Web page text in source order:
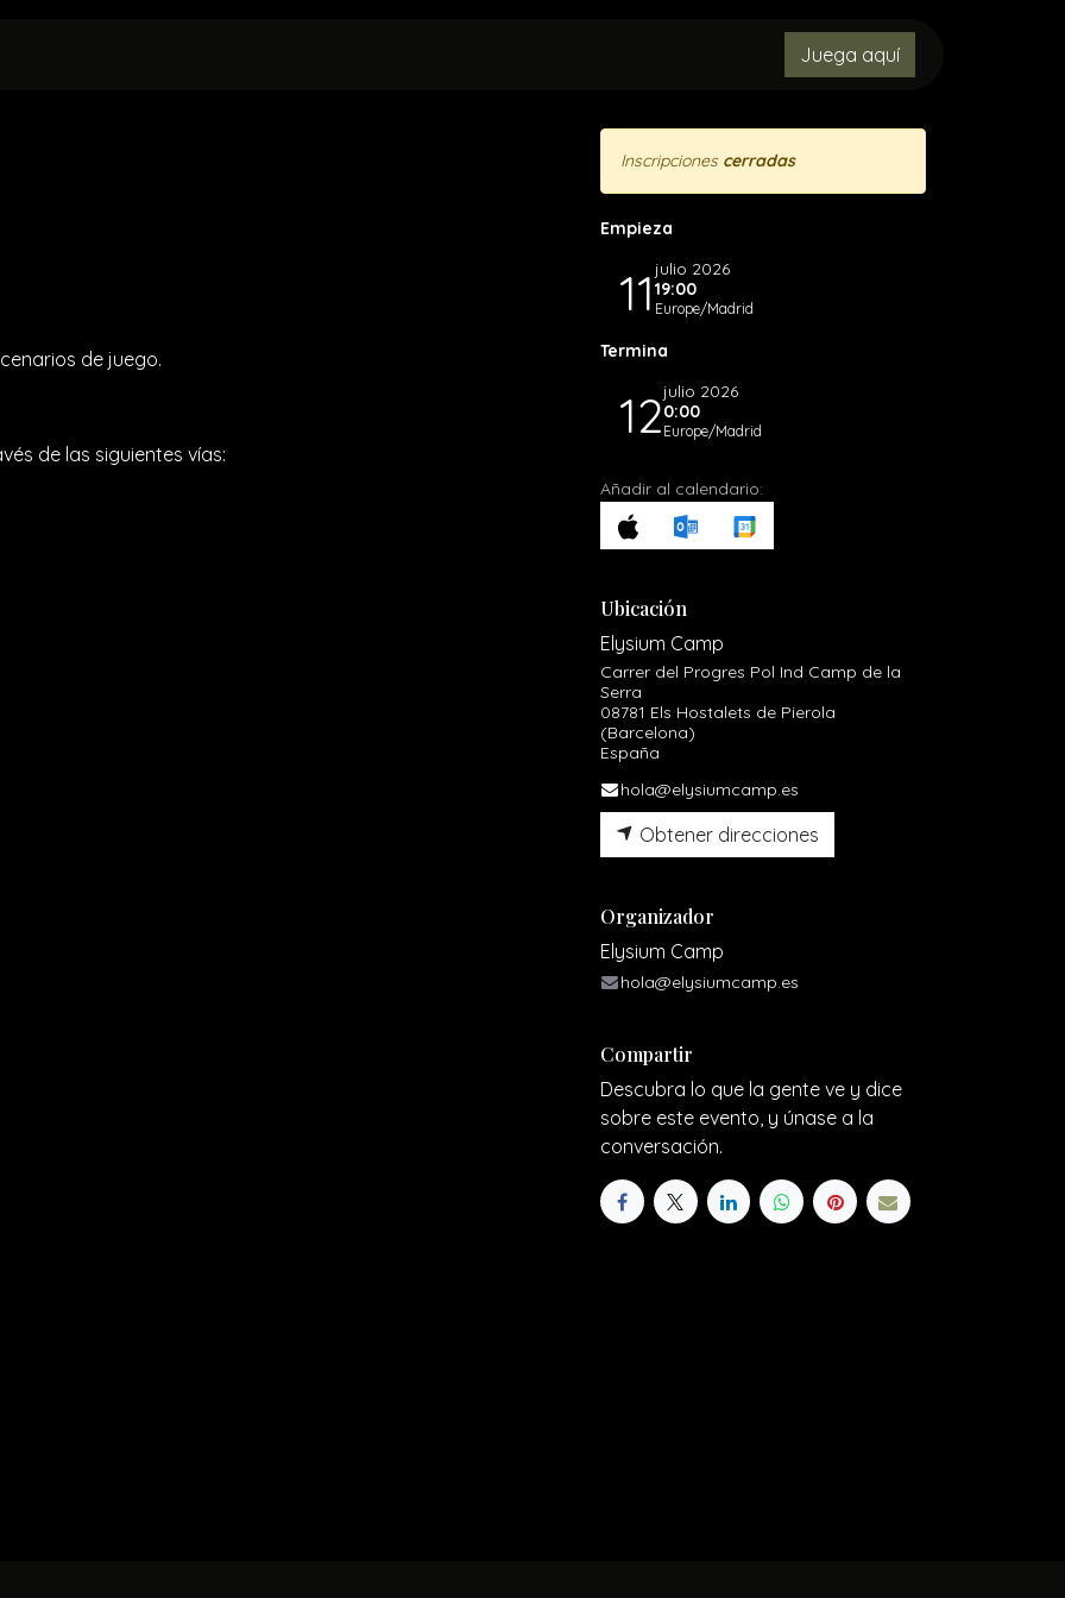
OBJETOS PERDIDOS
Juega aquí
de juego.
de las siguientes vías:
Inscripciones cerradas
Empieza
11julio 2026
19:00
Europe/Madrid
Termina
12julio 2026
0:00
Europe/Madrid
Añadir al calendario:
Ubicación
Elysium Camp
Carrer del Progres Pol Ind Camp de la
Serra
08781 Els Hostalets de Pierola
(Barcelona)
España
hola@elysiumcamp.es
Obtener direcciones
Organizador
Elysium Camp
hola@elysiumcamp.es
Compartir
Descubra lo que la gente ve y dice
sobre este evento, y únase a la
conversación.